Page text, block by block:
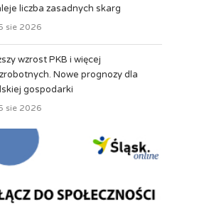
liczba zasadnych skarg
sie 2026
wzrost PKB i więcej
Nowe prognozy dla
gospodarki
sie 2026